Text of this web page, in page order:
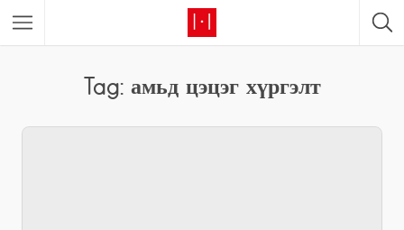
Tag: амьд цэцэг хүргэлт